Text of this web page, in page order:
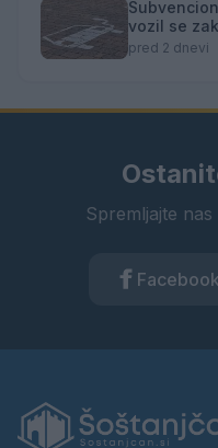
vozil se
pred 2 dnevi
Spremljajte
Facebook